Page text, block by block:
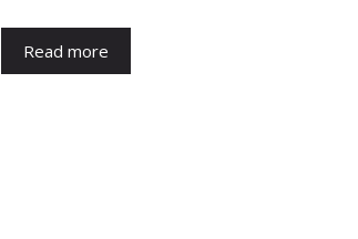
Read more